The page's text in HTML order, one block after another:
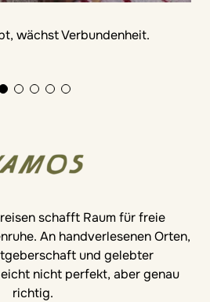
wächst Verbundenheit.
schafft Raum für freie
An handverlesenen Orten,
und gelebter
nicht perfekt, aber genau
richtig.